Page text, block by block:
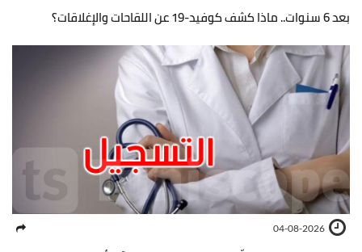
بعد 6 سنوات.. ماذا كشف كوفيد-19 عن اللقاحات والإغلاقات؟
04-08-2026